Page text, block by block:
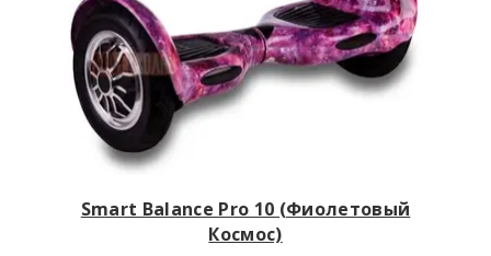
Smart Balance Pro 10 (Фиолетовый
Космос)